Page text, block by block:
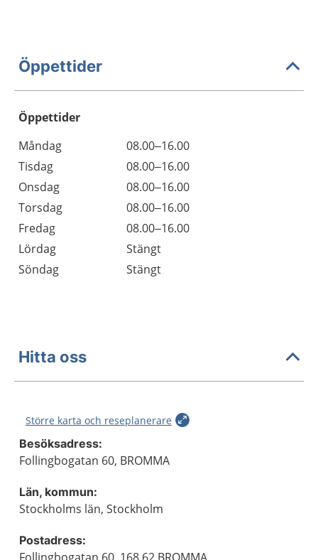
Öppettider
Öppettider
Dag
Öppettider
Kommentarer
Måndag
08.00–16.00
Tisdag
08.00–16.00
Onsdag
08.00–16.00
Torsdag
08.00–16.00
Fredag
08.00–16.00
Lördag
Stängt
Söndag
Stängt
Hitta oss
Större karta och reseplanerare
Besöksadress:
Follingbogatan 60, BROMMA
Län, kommun:
Stockholms län, Stockholm
Postadress: